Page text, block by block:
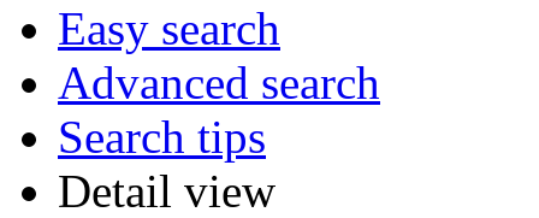
Easy search
Advanced search
Search tips
Detail view